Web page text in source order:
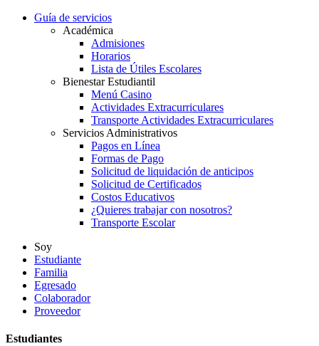
Guía de servicios
Académica
Admisiones
Horarios
Lista de Útiles Escolares
Bienestar Estudiantil
Menú Casino
Actividades Extracurriculares
Transporte Actividades Extracurriculares
Servicios Administrativos
Pagos en Línea
Formas de Pago
Solicitud de liquidación de anticipos
Solicitud de Certificados
Costos Educativos
¿Quieres trabajar con nosotros?
Transporte Escolar
Soy
Estudiante
Familia
Egresado
Colaborador
Proveedor
Estudiantes